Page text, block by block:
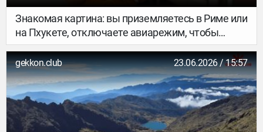
Году
Знакомая картина: вы приземляетесь в Риме или
на Пхукете, отключаете авиарежим, чтобы
вызвать такси или посмотреть маршрут до
отеля. А всего через пять минут на экран
приходит грустное СМС: «Ваш баланс менее 0
рублей. Подключён пакет роуминга за 450
рублей».
gekkon.club 23.06.2026 / 15:57